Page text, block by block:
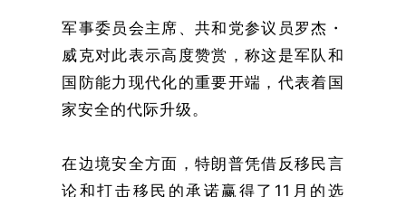
军事委员会主席、共和党参议员罗杰・
威克对此表示高度赞赏，称这是军队和
国防能力现代化的重要开端，代表着国
家安全的代际升级。
在边境安全方面，特朗普凭借反移民言
论和打击移民的承诺赢得了11月的选